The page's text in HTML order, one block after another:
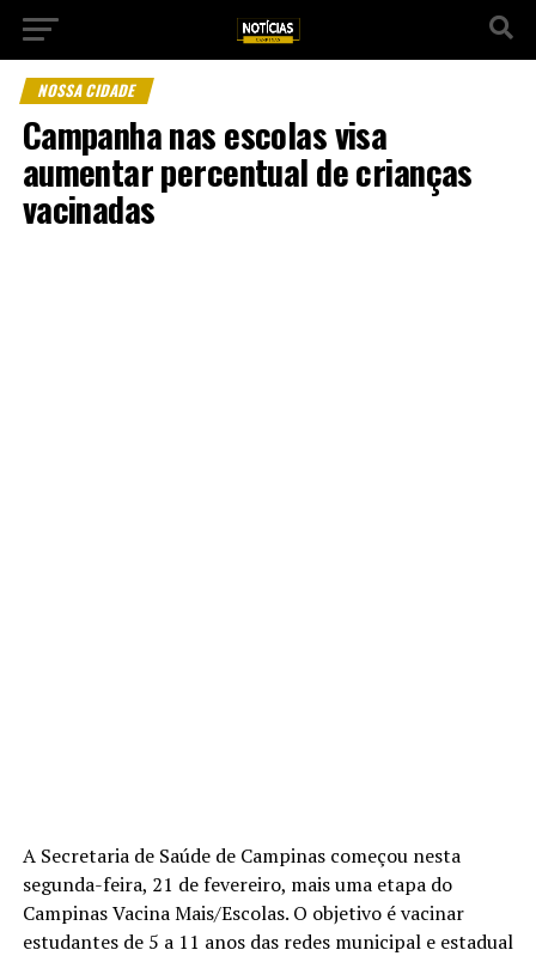
NOSSA CIDADE
Campanha nas escolas visa
aumentar percentual de crianças
vacinadas
A Secretaria de Saúde de Campinas começou nesta
segunda-feira, 21 de fevereiro, mais uma etapa do
Campinas Vacina Mais/Escolas. O objetivo é vacinar
estudantes de 5 a 11 anos das redes municipal e estadual